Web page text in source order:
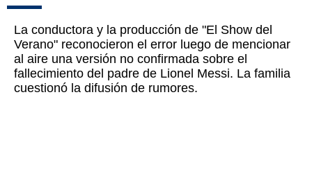
La conductora y la producción de "El Show del
Verano" reconocieron el error luego de mencionar
al aire una versión no confirmada sobre el
fallecimiento del padre de Lionel Messi. La familia
cuestionó la difusión de rumores.